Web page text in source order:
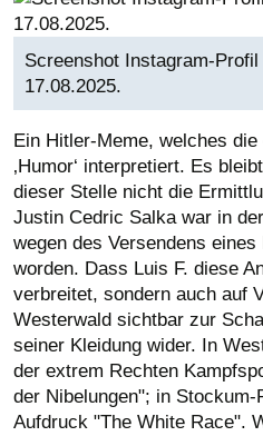
Screenshot Instagram-Profil
17.08.2025.
Ein Hitler-Meme, welches
‚Humor‘ interpretiert. Es
dieser Stelle nicht die
Justin Cedric Salka war in
wegen des Versendens
worden. Dass Luis F. diese
verbreitet, sondern auch auf
Westerwald sichtbar zur
seiner Kleidung wider. In
der extrem Rechten
der Nibelungen"; in
Aufdruck "The White Race".